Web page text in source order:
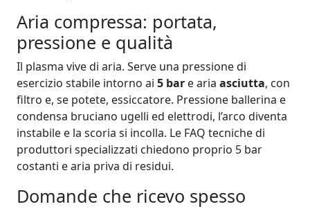
Aria compressa: portata,
pressione e qualità
Il plasma vive di aria. Serve una pressione di
esercizio stabile intorno ai 5 bar e aria asciutta, con
filtro e, se potete, essiccatore. Pressione ballerina e
condensa bruciano ugelli ed elettrodi, l’arco diventa
instabile e la scoria si incolla. Le FAQ tecniche di
produttori specializzati chiedono proprio 5 bar
costanti e aria priva di residui.
Domande che ricevo spesso